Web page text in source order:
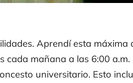
Aprendí esta máxima
cada mañana a las 6:00
universitario. Esto